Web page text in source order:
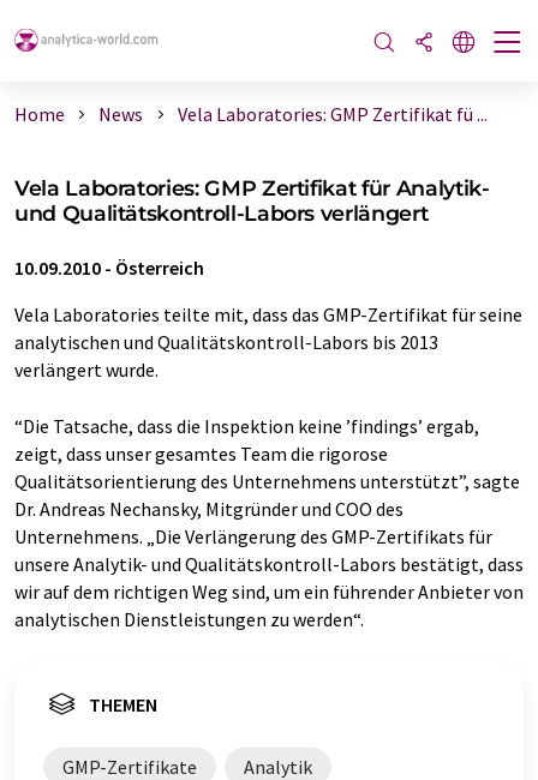
Home News Vela Laboratories: GMP Zertifikat fü ...
Vela Laboratories: GMP Zertifikat für Analytik-
und Qualitätskontroll-Labors verlängert
10.09.2010 - Österreich
Vela Laboratories teilte mit, dass das GMP-Zertifikat für seine
analytischen und Qualitätskontroll-Labors bis 2013
verlängert wurde.
“Die Tatsache, dass die Inspektion keine ’findings’ ergab,
zeigt, dass unser gesamtes Team die rigorose
Qualitätsorientierung des Unternehmens unterstützt”, sagte
Dr. Andreas Nechansky, Mitgründer und COO des
Unternehmens. „Die Verlängerung des GMP-Zertifikats für
unsere Analytik- und Qualitätskontroll-Labors bestätigt, dass
wir auf dem richtigen Weg sind, um ein führender Anbieter von
analytischen Dienstleistungen zu werden“.
THEMEN
GMP-Zertifikate Analytik